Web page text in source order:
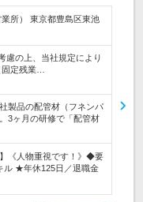
業所） 東京都豊島区東池
慮の上、当社規定により
定残業…
製品の配管材（フネンパ
3ヶ月の研修で「配管材
《人物重視です！》◆要
ル ★年休125日／退職金